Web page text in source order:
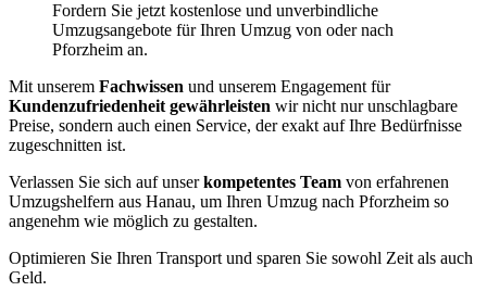
Fordern Sie jetzt kostenlose und unverbindliche
Umzugsangebote für Ihren Umzug von oder nach
Pforzheim an.
Mit unserem Fachwissen und unserem Engagement für
Kundenzufriedenheit gewährleisten wir nicht nur unschlagbare
Preise, sondern auch einen Service, der exakt auf Ihre Bedürfnisse
zugeschnitten ist.
Verlassen Sie sich auf unserkompetentes Team von erfahrenen
Umzugshelfern aus Hanau, um Ihren Umzug nach Pforzheim so
angenehm wie möglich zu gestalten.
Optimieren Sie Ihren Transport und sparen Sie sowohl Zeit als auch
Geld.